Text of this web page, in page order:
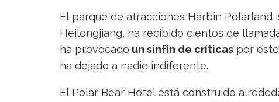
El parque de atracciones Harbin
Heilongjiang, ha recibido cientos de
ha provocado un sinfín de críticas por
ha dejado a nadie indiferente.
El Polar Bear Hotel está construido